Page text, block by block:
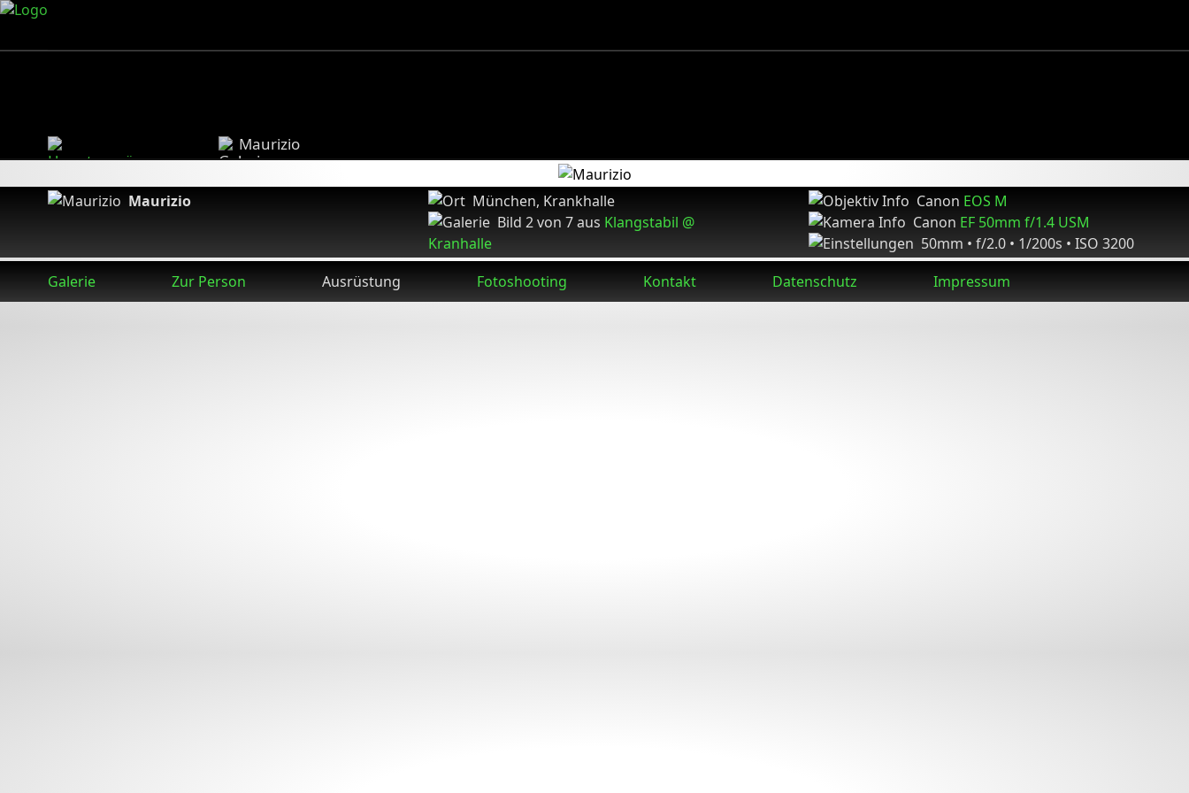
Maurizio
Maurizio
München, Krankhalle
Bild 2 von 7 aus Klangstabil @
Kranhalle
Canon EOS M
Canon EF 50mm f/1.4 USM
50mm • f/2.0 • 1/200s • ISO 3200
Galerie
Zur Person Ausrüstung Fotoshooting Kontakt Datenschutz Impressum